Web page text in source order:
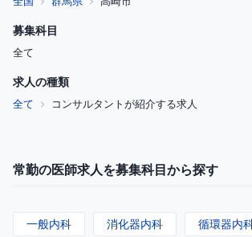
募集科目
全て
求人の種類
全て コンサルタントが紹介する求人
常勤の医師求人を募集科目から探す
一般内科 消化器内科 循環器内